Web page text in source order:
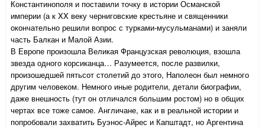
Константинополя и поставили точку в истории Османской
империи (а к XX веку черниговские крестьяне и священники
окончательно решили вопрос с турками-мусульманами) и заняли
часть Балкан и Малой Азии.
В Европе произошла Великая Французская революция, взошла
звезда одного корсиканца… Разумеется, после развилки,
произошедшей пятьсот столетий до этого, Наполеон был немного
другим человеком. Немного иные родители, детали биографии,
даже внешность (тут он отличался большим ростом) но в общих
чертах все тоже самое. Англичане, как и в реальной истории и
попробовали захватить Буэнос-Айрес и Капштадт, но Аргентина